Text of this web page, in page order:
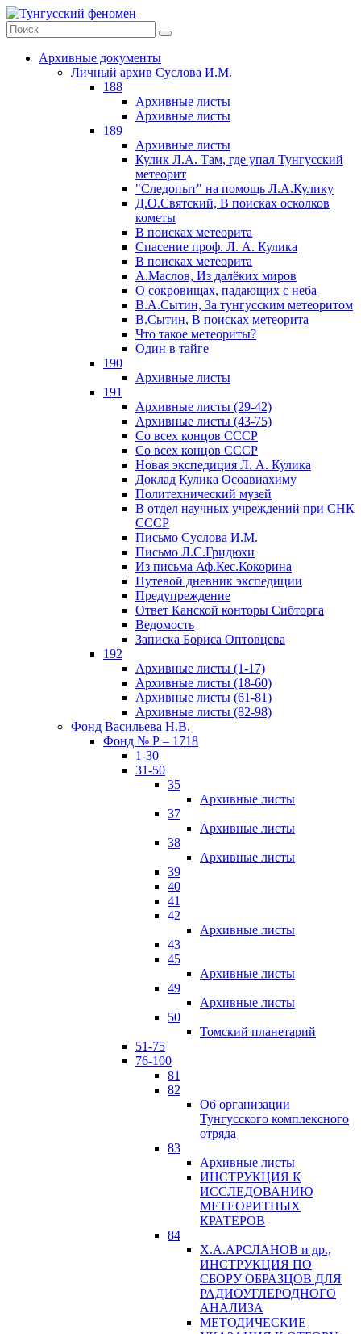
Архивные документы
Личный архив Суслова И.М.
188
Архивные листы
Архивные листы
189
Архивные листы
Кулик Л.А. Там, где упал Тунгусский
метеорит
"Следопыт" на помощь Л.А.Кулику
Д.О.Святский, В поисках осколков
кометы
В поисках метеорита
Спасение проф. Л. А. Кулика
В поисках метеорита
А.Маслов, Из далёких миров
О сокровищах, падающих с неба
В.А.Сытин, За тунгусским метеоритом
В.Сытин, В поисках метеорита
Что такое метеориты?
Один в тайге
190
Архивные листы
191
Архивные листы (29-42)
Архивные листы (43-75)
Со всех концов СССР
Со всех концов СССР
Новая экспедиция Л. А. Кулика
Доклад Кулика Осоавиахиму
Политехнический музей
В отдел научных учреждений при СНК
СССР
Письмо Суслова И.М.
Письмо Л.С.Гридюхи
Из письма Аф.Кес.Кокорина
Путевой дневник экспедиции
Предупреждение
Ответ Канской конторы Сибторга
Ведомость
Записка Бориса Оптовцева
192
Архивные листы (1-17)
Архивные листы (18-60)
Архивные листы (61-81)
Архивные листы (82-98)
Фонд Васильева Н.В.
Фонд № Р – 1718
1-30
31-50
35
Архивные листы
37
Архивные листы
38
Архивные листы
39
40
41
42
Архивные листы
43
45
Архивные листы
49
Архивные листы
50
Томский планетарий
51-75
76-100
81
82
Об организации
Тунгусского комплексного
отряда
83
Архивные листы
ИНСТРУКЦИЯ К
ИССЛЕДОВАНИЮ
МЕТЕОРИТНЫХ
КРАТЕРОВ
84
Х.А.АРСЛАНОВ и др.,
ИНСТРУКЦИЯ ПО
СБОРУ ОБРАЗЦОВ ДЛЯ
РАДИОУГЛЕРОДНОГО
АНАЛИЗА
МЕТОДИЧЕСКИЕ